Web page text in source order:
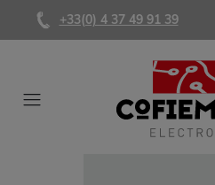
+33(0) 4 37 49 91 39